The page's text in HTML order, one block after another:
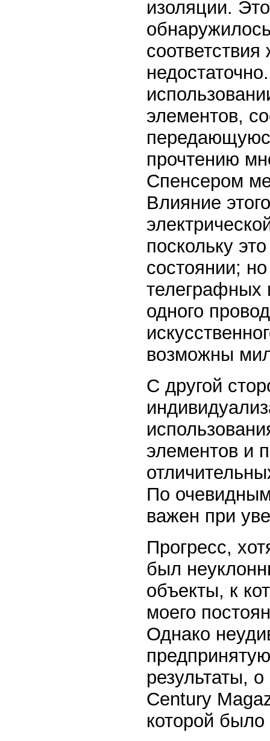
изоляции.
элементов,
прочтению
Спенсером
Влияние
поскольку
состоянии;
телеграфных
одного
возможны
С другой
элементов и
По
важен при
Прогресс,
был
объекты, к
моего
Однако
результаты,
Century
которой